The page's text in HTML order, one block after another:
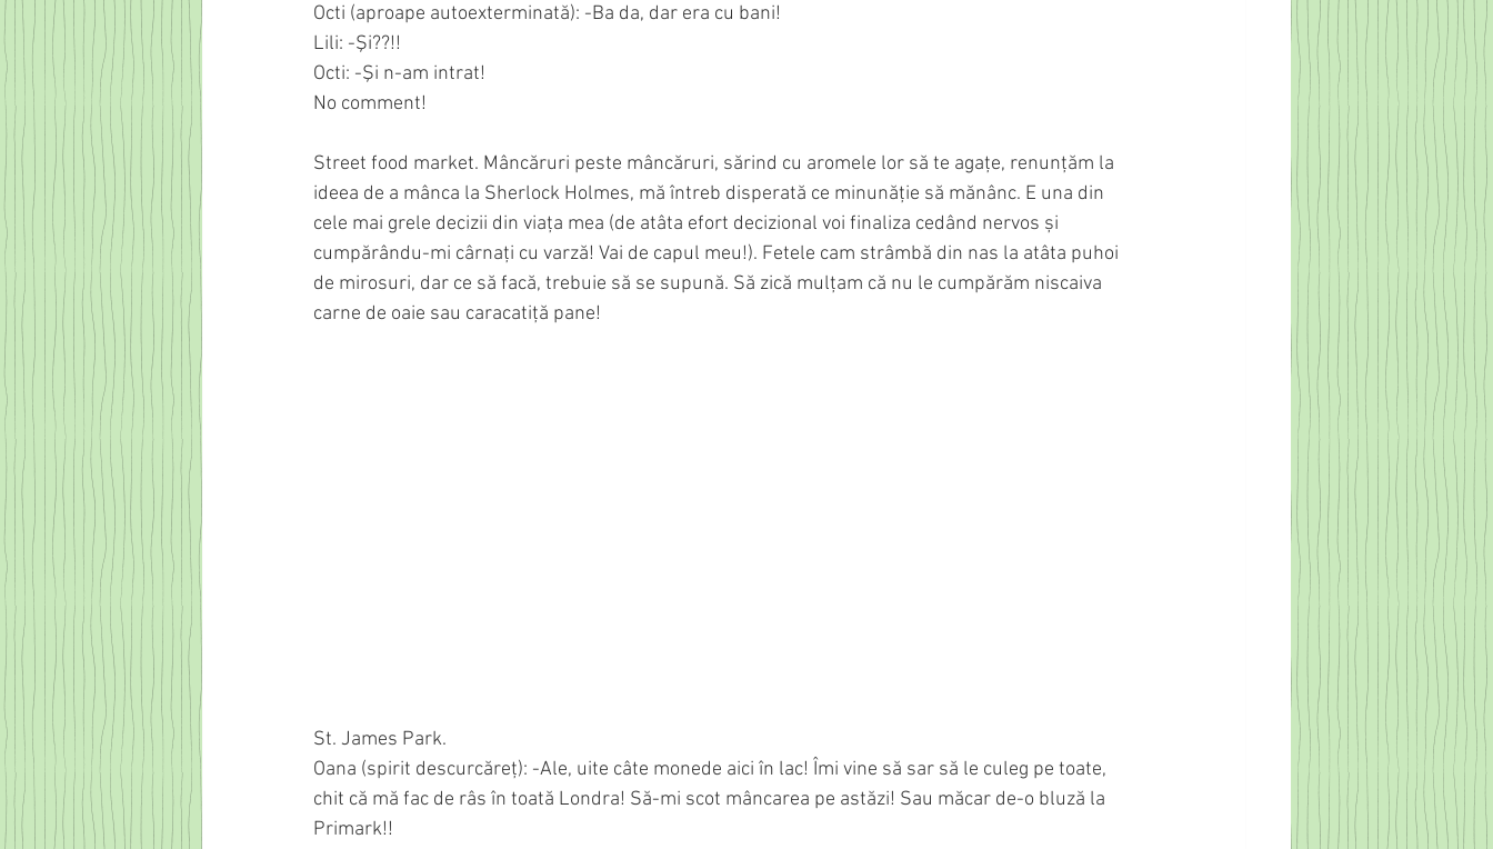
Octi (aproape autoexterminată): -Ba da, dar era cu bani!
Lili: -Şi??!!
Octi: -Şi n-am intrat!
No comment!
Street food market. Mâncăruri peste mâncăruri, sărind cu aromele lor să te agaţe, renunţăm la
ideea de a mânca la Sherlock Holmes, mă întreb disperată ce minunăţie să mănânc. E una din
cele mai grele decizii din viaţa mea (de atâta efort decizional voi finaliza cedând nervos și
cumpărându-mi cârnați cu varză! Vai de capul meu!). Fetele cam strâmbă din nas la atâta puhoi
de mirosuri, dar ce să facă, trebuie să se supună. Să zică mulțam că nu le cumpărăm niscaiva
carne de oaie sau caracatiță pane!
St. James Park.
Oana (spirit descurcăreț): -Ale, uite câte monede aici în lac! Îmi vine să sar să le culeg pe toate,
chit că mă fac de râs în toată Londra! Să-mi scot mâncarea pe astăzi! Sau măcar de-o bluză la
Primark!!